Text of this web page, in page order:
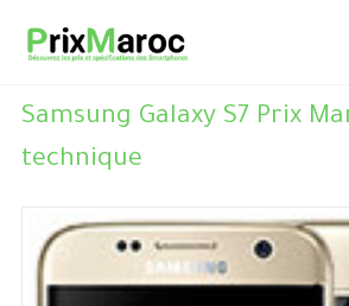
Samsung Galaxy S7 Prix
technique